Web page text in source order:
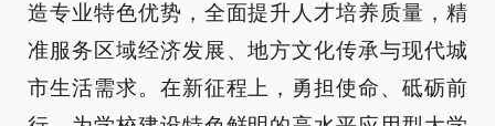
造专业特色优势，全面提升人才培养质量，精
准服务区域经济发展、地方文化传承与现代城
市生活需求。在新征程上，勇担使命、砥砺前